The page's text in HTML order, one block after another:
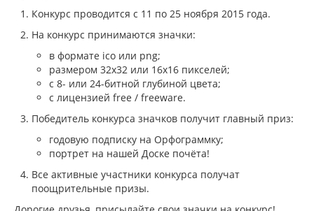
Конкурс проводится с 11 по 25 ноября 2015 года.
На конкурс принимаются значки:
в формате ico или png;
размером 32х32 или 16х16 пикселей;
с 8- или 24-битной глубиной цвета;
с лицензией free / freeware.
Победитель конкурса значков получит главный приз:
годовую подписку на Орфограммку;
портрет на нашей Доске почёта!
Все активные участники конкурса получат
поощрительные призы.